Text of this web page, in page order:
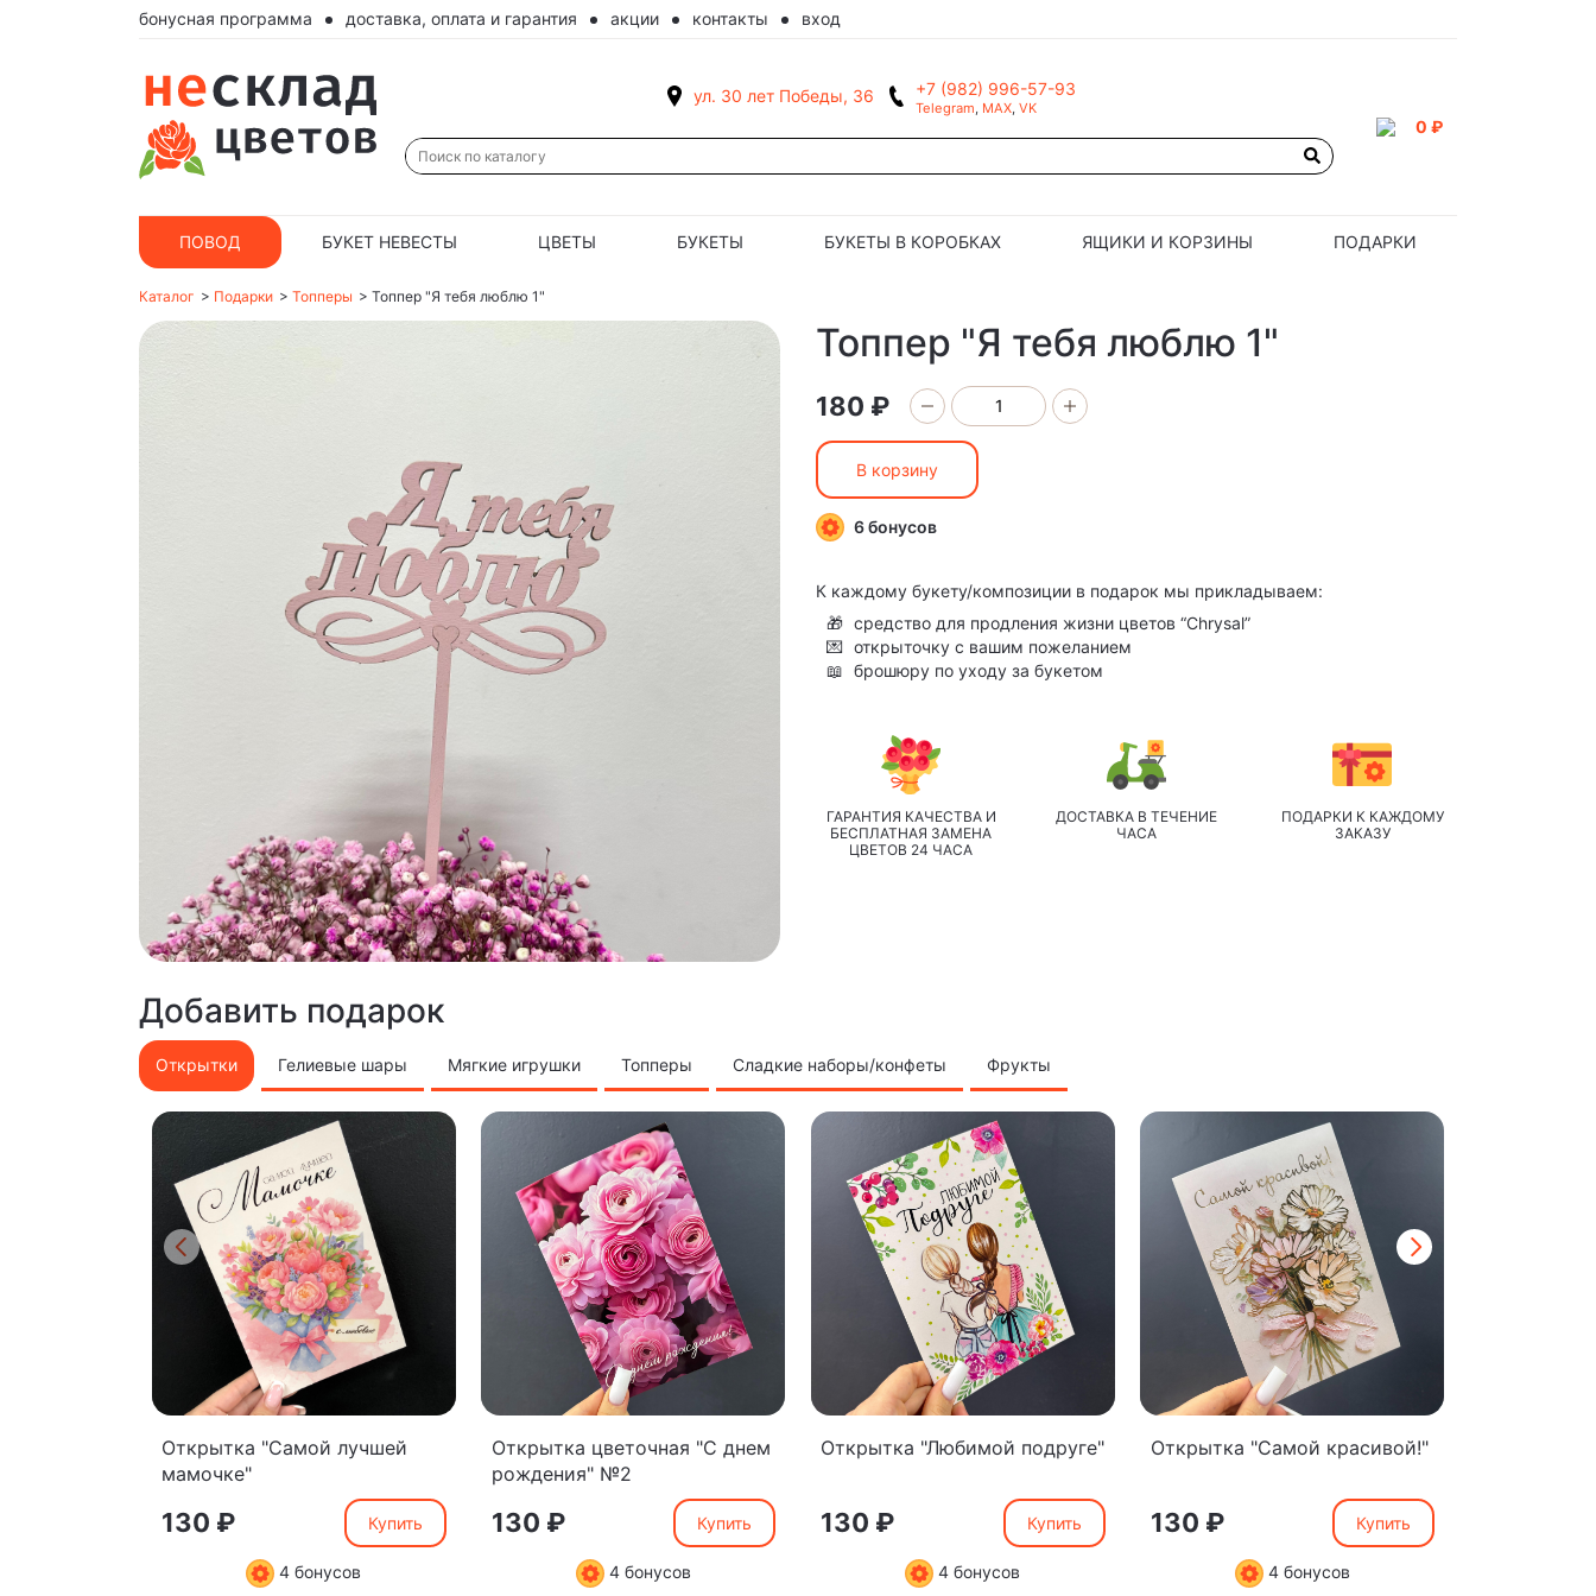
бонусная программа доставка, оплата и гарантия акции контакты вход
ул. 30 лет Победы, 36 +7 (982) 996-57-93
Telegram, MAX, VK
0 ₽
ПОВОД БУКЕТ НЕВЕСТЫ ЦВЕТЫ БУКЕТЫ БУКЕТЫ В КОРОБКАХ ЯЩИКИ И КОРЗИНЫ ПОДАРКИ
Каталог > Подарки > Топперы > Топпер "Я тебя люблю 1"
Топпер "Я тебя люблю 1"
180 ₽
В корзину
6 бонусов
К каждому букету/композиции в подарок мы прикладываем:
🎁 средство для продления жизни цветов “Chrysal”
💌 открыточку с вашим пожеланием
📖 брошюру по уходу за букетом
ГАРАНТИЯ КАЧЕСТВА И
БЕСПЛАТНАЯ ЗАМЕНА
ЦВЕТОВ 24 ЧАСА
ДОСТАВКА В ТЕЧЕНИЕ
ЧАСА
ПОДАРКИ К КАЖДОМУ
ЗАКАЗУ
Добавить подарок
Открытки Гелиевые шары Мягкие игрушки Топперы Сладкие наборы/конфеты Фрукты
Открытка "Самой лучшей
мамочке"
130 ₽ Купить
4 бонусов
Открытка цветочная "С днем
рождения" №2
130 ₽ Купить
4 бонусов
Открытка "Любимой подруге"
130 ₽ Купить
4 бонусов
Открытка "Самой красивой!"
130 ₽ Купить
4 бонусов